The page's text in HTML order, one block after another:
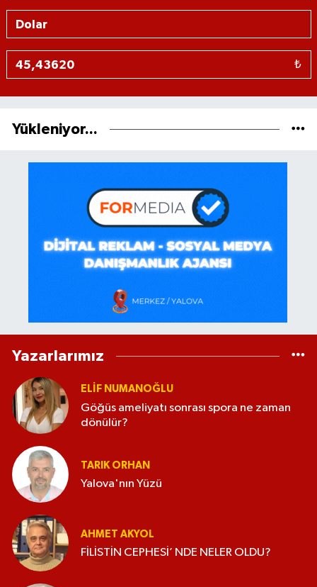
₺
Yükleniyor...
Yazarlarımız
ELİF NUMANOĞLU
Göğüs ameliyatı sonrası spora ne zaman
dönülür?
TARIK ORHAN
Yalova'nın Yüzü
AHMET AKYOL
FİLİSTİN CEPHESİ’ NDE NELER OLDU?